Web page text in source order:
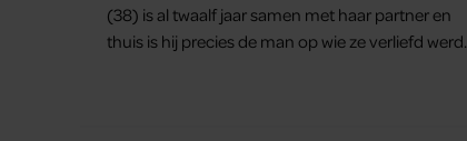
(38) is al twaalf jaar samen met haar partner en
thuis is hij precies de man op wie ze verliefd werd: